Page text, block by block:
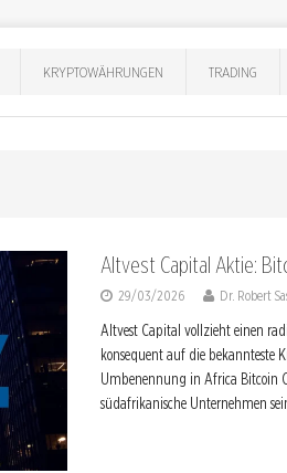
KRYPTOWÄHRUNGEN TRADING
Altvest Capital Aktie:
29/03/2026 Dr. Robert
Altvest Capital vollzieht einen
konsequent auf die bekannteste
Umbenennung in Africa Bitcoin
südafrikanische Unternehmen